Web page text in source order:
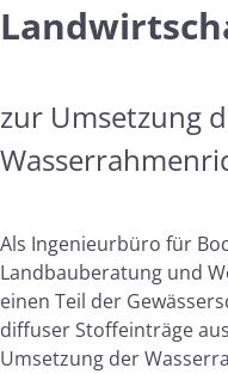
zur Umsetzung
Als Ingenieurbüro für
Landbauberatung und
einen Teil der
diffuser Stoffeinträge
Umsetzung der